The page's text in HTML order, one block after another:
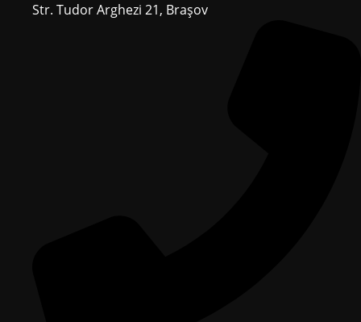
Str. Tudor Arghezi 21, Brașov